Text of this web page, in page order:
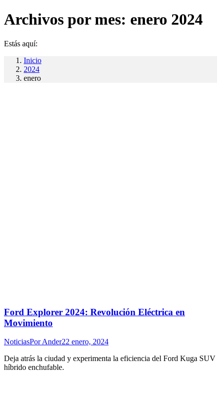
Archivos por mes: enero 2024
Estás aquí:
Inicio
2024
enero
Ford Explorer 2024: Revolución Eléctrica en
Movimiento
NoticiasPorAnder22 enero, 2024
Deja atrás la ciudad y experimenta la eficiencia del Ford Kuga SUV
híbrido enchufable.